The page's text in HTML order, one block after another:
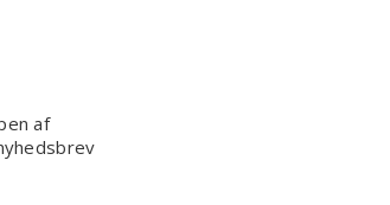
af